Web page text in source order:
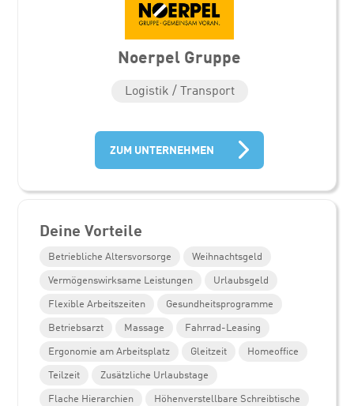
Noerpel Gruppe
Logistik / Transport
ZUM UNTERNEHMEN
Deine Vorteile
Betriebliche Altersvorsorge
Weihnachtsgeld
Vermögenswirksame Leistungen
Urlaubsgeld
Flexible Arbeitszeiten
Gesundheitsprogramme
Betriebsarzt
Massage
Fahrrad-Leasing
Ergonomie am Arbeitsplatz
Gleitzeit
Homeoffice
Teilzeit
Zusätzliche Urlaubstage
Flache Hierarchien
Höhenverstellbare Schreibtische